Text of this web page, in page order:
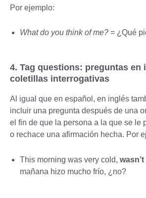
Por ejemplo:
What do you think of me? = ¿Qué
4. Tag questions: preguntas en
coletillas interrogativas
Al igual que en español, en inglés
incluir una pregunta después de una
el fin de que la persona a la que se le
o rechace una afirmación hecha. Por
This morning was very cold, wasn’t
mañana hizo mucho frío, ¿no?